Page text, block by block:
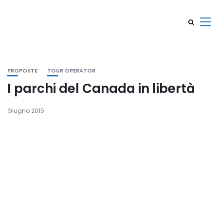
PROPOSTE TOUR OPERATOR
I parchi del Canada in libertà
Giugno 2015